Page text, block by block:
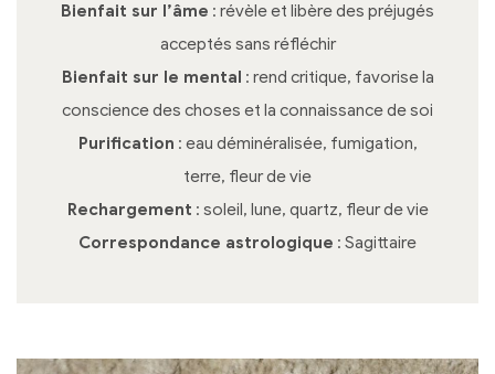
Bienfait sur l’âme : révèle et libère des préjugés
acceptés sans réfléchir
Bienfait sur le mental : rend critique, favorise la
conscience des choses et la connaissance de soi
Purification : eau déminéralisée, fumigation,
terre, fleur de vie
Rechargement : soleil, lune, quartz, fleur de vie
Correspondance astrologique : Sagittaire